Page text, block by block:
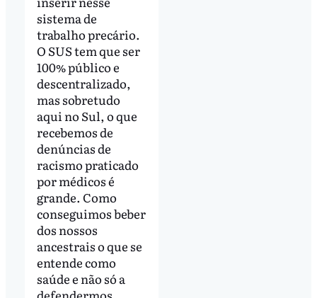
sistema de
trabalho precário.
O SUS tem que ser
100% público e
descentralizado,
mas sobretudo
aqui no Sul, o que
recebemos de
denúncias de
racismo praticado
por médicos é
grande. Como
conseguimos beber
dos nossos
ancestrais o que se
entende como
saúde e não só a